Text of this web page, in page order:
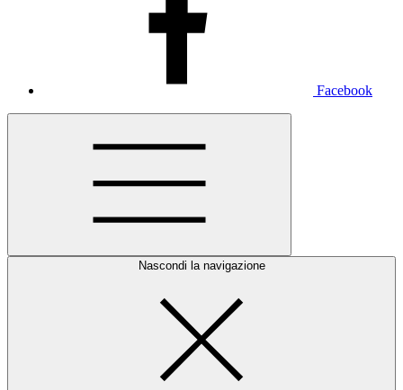
Facebook
Nascondi la navigazione